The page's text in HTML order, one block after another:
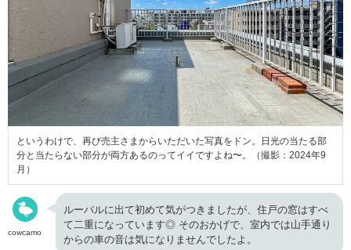
というわけで、再び売主さまからいただいた写真をドン。日光の当たる部
分と当たらない部分が両方あるのってイイですよね〜。（撮影：2024年9
月）
cowcamo
ルーバルに出て初めて気がつきましたが、住戸の窓はすべ
て二重になっています◎ そのおかげで、室内では山手通り
からの車の音は気になりませんでしたよ。